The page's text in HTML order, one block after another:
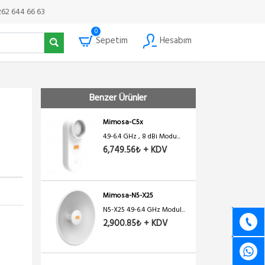
644 66 63
0
Sepetim Hesabım
Benzer Ürünler
Mimosa-C5x
4.9-6.4 GHz , 8 dBi Modu...
6,749.56₺ + KDV
Mimosa-N5-X25
N5-X25 4.9-6.4 GHz Modul...
2,900.85₺ + KDV